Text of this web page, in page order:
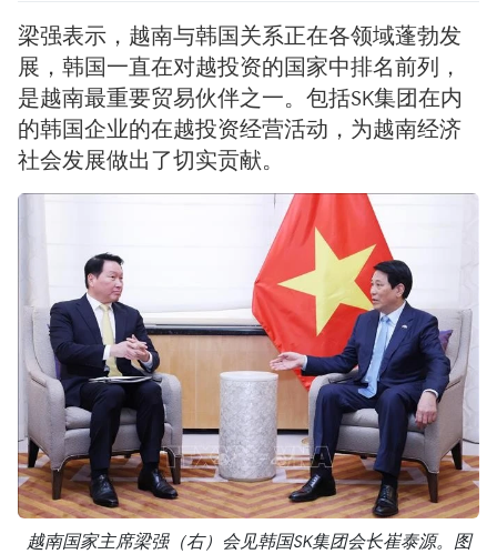
梁强表示，越南与韩国关系正在各领域蓬勃发
展，韩国一直在对越投资的国家中排名前列，
是越南最重要贸易伙伴之一。包括SK集团在内
的韩国企业的在越投资经营活动，为越南经济
社会发展做出了切实贡献。
越南国家主席梁强（右）会见韩国SK集团会长崔泰源。图